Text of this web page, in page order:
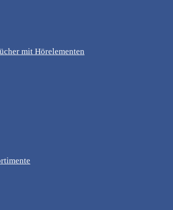
mit Hörelementen